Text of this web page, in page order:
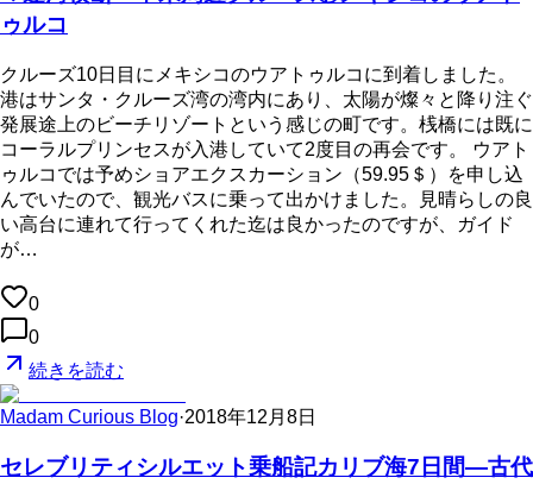
ゥルコ
クルーズ10日目にメキシコのウアトゥルコに到着しました。
港はサンタ・クルーズ湾の湾内にあり、太陽が燦々と降り注ぐ
発展途上のビーチリゾートという感じの町です。桟橋には既に
コーラルプリンセスが入港していて2度目の再会です。 ウアト
ゥルコでは予めショアエクスカーション（59.95＄）を申し込
んでいたので、観光バスに乗って出かけました。見晴らしの良
い高台に連れて行ってくれた迄は良かったのですが、ガイド
が…
0
0
続きを読む
Madam Curious Blog·2018年12月8日
セレブリティシルエット乗船記カリブ海7日間―古代